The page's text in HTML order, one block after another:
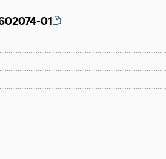
01